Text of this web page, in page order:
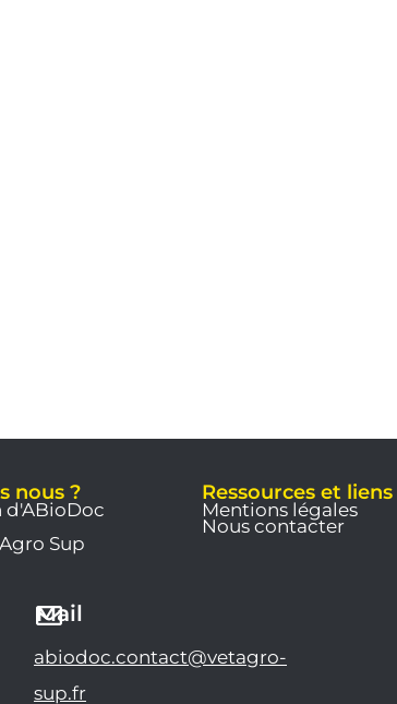
Mail
abiodoc.contact@vetagro-
sup.fr
nous ?
d'ABioDoc
Sup
Ressources et
Mentions légales
Nous contacter